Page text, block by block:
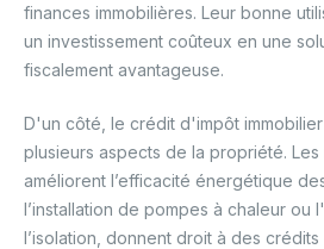
finances immobilières. Leur bonne
un investissement coûteux en une
fiscalement avantageuse.
D'un côté, le crédit d'impôt
plusieurs aspects de la propriété.
améliorent l’efficacité énergétique
l’installation de pompes à chaleur ou
l’isolation, donnent droit à des